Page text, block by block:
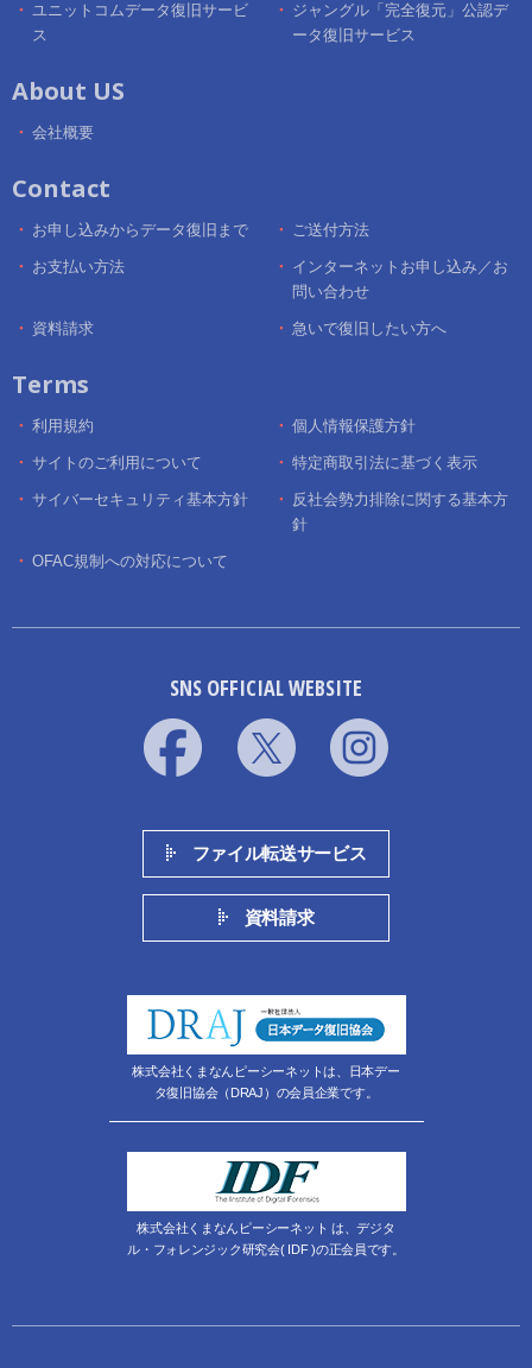
ユニットコムデータ復旧サービ
ス
ジャングル「完全復元」公認デ
ータ復旧サービス
About US
会社概要
Contact
お申し込みからデータ復旧まで ご送付方法
お支払い方法
インターネットお申し込み／お
問い合わせ
資料請求 急いで復旧したい方へ
Terms
利用規約 個人情報保護方針
サイトのご利用について 特定商取引法に基づく表示
サイバーセキュリティ基本方針
反社会勢力排除に関する基本方
針
OFAC規制への対応について
SNS OFFICIAL WEBSITE
ファイル転送サービス
資料請求
株式会社くまなんピーシーネットは、日本デー
タ復旧協会（DRAJ）の会員企業です。
株式会社くまなんピーシーネット は、デジタ
ル・フォレンジック研究会( IDF )の正会員です。